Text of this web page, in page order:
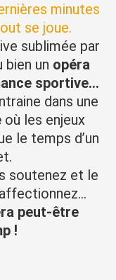
minutes
se joue.
sublimée par
un opéra
sportive…
dans une
où les enjeux
le temps d’un
soutenez et le
peut-être
!